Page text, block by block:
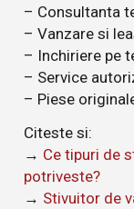
– Consultanta
– Vanzare si
– Inchiriere pe
– Service
– Piese
Citeste si:
→ Ce tipuri de
potriveste?
→ Stivuitor de